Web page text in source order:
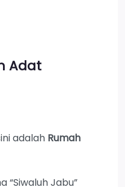
Adat
adalah Rumah
“Siwaluh Jabu”